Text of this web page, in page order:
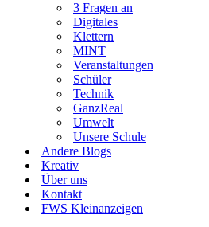
3 Fragen an
Digitales
Klettern
MINT
Veranstaltungen
Schüler
Technik
GanzReal
Umwelt
Unsere Schule
Andere Blogs
Kreativ
Über uns
Kontakt
FWS Kleinanzeigen